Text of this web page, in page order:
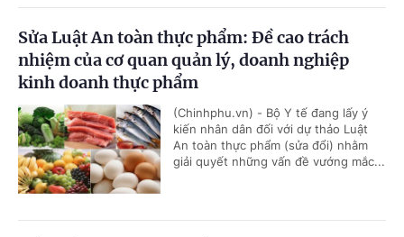
Sửa Luật An toàn thực phẩm: Đề cao trách
nhiệm của cơ quan quản lý, doanh nghiệp
kinh doanh thực phẩm
(Chinhphu.vn) - Bộ Y tế đang lấy ý
kiến nhân dân đối với dự thảo Luật
An toàn thực phẩm (sửa đổi) nhằm
giải quyết những vấn đề vướng mắc...